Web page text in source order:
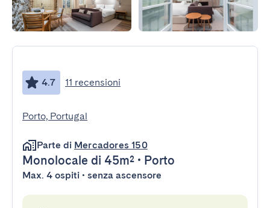
4.7 11 recensioni
Porto, Portugal
Parte di Mercadores 150
Monolocale di 45m² • Porto
Max. 4 ospiti • senza ascensore